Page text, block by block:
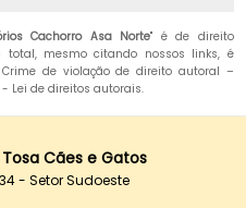
Cachorro Asa Norte" é de direito
total, mesmo citando nossos links, é
de violação de direito autoral –
- Lei de direitos autorais.
Cães e Gatos
- Setor Sudoeste